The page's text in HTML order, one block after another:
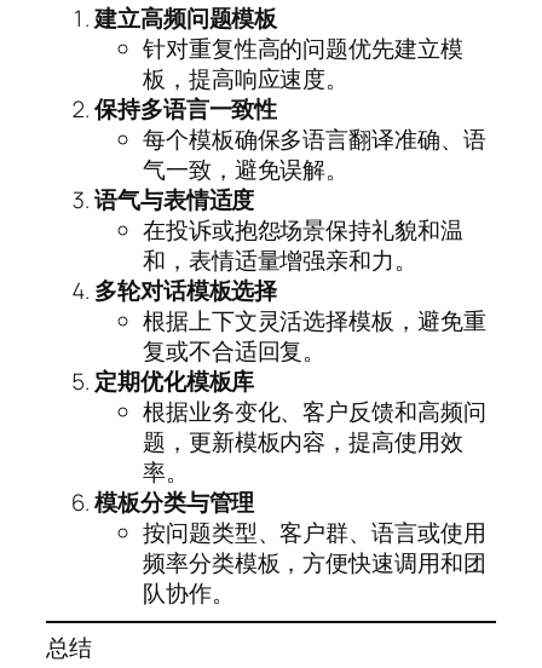
建立高频问题模板
针对重复性高的问题优先建立模
板，提高响应速度。
保持多语言一致性
每个模板确保多语言翻译准确、语
气一致，避免误解。
语气与表情适度
在投诉或抱怨场景保持礼貌和温
和，表情适量增强亲和力。
多轮对话模板选择
根据上下文灵活选择模板，避免重
复或不合适回复。
定期优化模板库
根据业务变化、客户反馈和高频问
题，更新模板内容，提高使用效
率。
模板分类与管理
按问题类型、客户群、语言或使用
频率分类模板，方便快速调用和团
队协作。
总结